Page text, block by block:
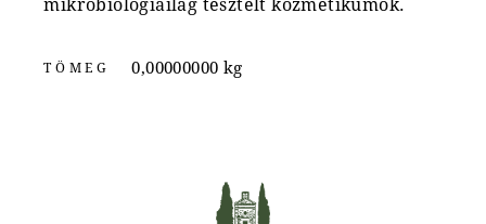
mikrobiológiailag tesztelt kozmetikumok.
TÖMEG 0,00000000 kg